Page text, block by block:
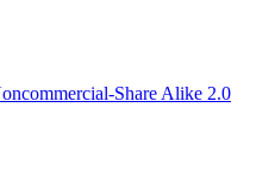
Share Alike 2.0